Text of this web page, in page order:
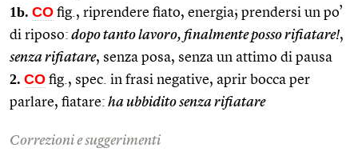
1b. CO fig., riprendere fiato, energia; prendersi un po’
di riposo: dopo tanto lavoro, finalmente posso rifiatare!,
senza rifiatare, senza posa, senza un attimo di pausa
2. CO fig., spec. in frasi negative, aprir bocca per
parlare, fiatare: ha ubbidito senza rifiatare
Correzioni e suggerimenti